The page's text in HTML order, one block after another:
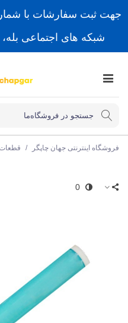
جهت ثبت سفارشات با
شبکه های اجتماعی بله،
فروشگاه اینترنتی جهان چاپگر /
0